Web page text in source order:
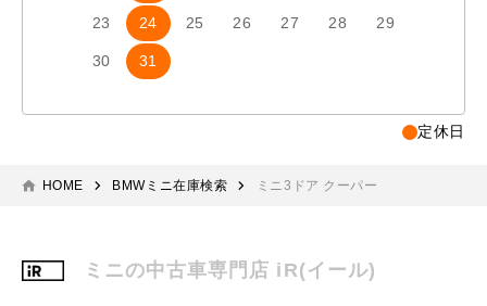
23 24 25 26 27 28 29
30 31
定休日
HOME BMWミニ在庫検索 ミニ3ドア クーパー
ミニの中古車専門店 iR(イール)